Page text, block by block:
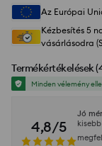
Az Európai
Kézbesítés 5
vásárlásodra
Termékértékelések(
Minden vélemény
4,8/5
Jó
kisebb